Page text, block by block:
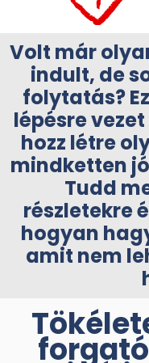
Volt már
indult, de
folytatás?
lépésre
hozz létre
mindketten
Tudd
részletekre
hogyan
amit nem